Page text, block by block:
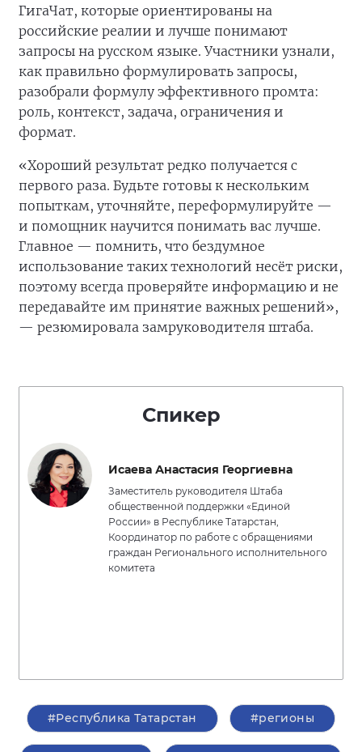
ГигаЧат, которые ориентированы на
российские реалии и лучше понимают
запросы на русском языке. Участники узнали,
как правильно формулировать запросы,
разобрали формулу эффективного промта:
роль, контекст, задача, ограничения и
формат.
«Хороший результат редко получается с
первого раза. Будьте готовы к нескольким
попыткам, уточняйте, переформулируйте —
и помощник научится понимать вас лучше.
Главное — помнить, что бездумное
использование таких технологий несёт риски,
поэтому всегда проверяйте информацию и не
передавайте им принятие важных решений»,
— резюмировала замруководителя штаба.
Спикер
Исаева Анастасия Георгиевна
Заместитель руководителя Штаба
общественной поддержки «Единой
России» в Республике Татарстан,
Координатор по работе с обращениями
граждан Регионального исполнительного
комитета
#Республика Татарстан #регионы